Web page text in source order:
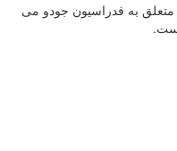
به فدراسیون جودو می